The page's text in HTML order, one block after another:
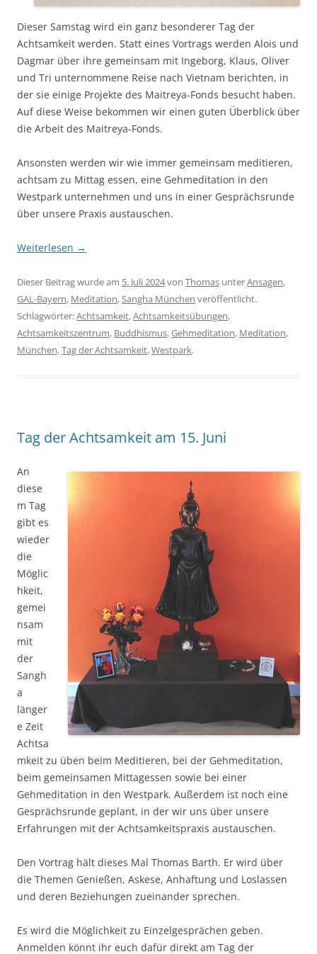
Dieser Samstag wird ein ganz besonderer Tag der
Achtsamkeit werden. Statt eines Vortrags werden Alois und
Dagmar über ihre gemeinsam mit Ingeborg, Klaus, Oliver
und Tri unternommene Reise nach Vietnam berichten, in
der sie einige Projekte des Maitreya-Fonds besucht haben.
Auf diese Weise bekommen wir einen guten Überblick über
die Arbeit des Maitreya-Fonds.
Ansonsten werden wir wie immer gemeinsam meditieren,
achtsam zu Mittag essen, eine Gehmeditation in den
Westpark unternehmen und uns in einer Gesprächsrunde
über unsere Praxis austauschen.
Weiterlesen →
Dieser Beitrag wurde am 5. Juli 2024von Thomas unterAnsagen,
GAL-Bayern, Meditation,Sangha München veröffentlicht.
Schlagwörter:Achtsamkeit,Achtsamkeitsübungen,
Achtsamkeitszentrum, Buddhismus,Gehmeditation, Meditation,
München,Tag der Achtsamkeit,Westpark.
Tag der Achtsamkeit am 15. Juni
An
diese
m Tag
gibt es
wieder
die
Möglic
hkeit,
gemei
nsam
mit
der
Sangh
a
länger
e Zeit
Achtsa
mkeit zu üben beim Meditieren, bei der Gehmeditation,
beim gemeinsamen Mittagessen sowie bei einer
Gehmeditation in den Westpark. Außerdem ist noch eine
Gesprächsrunde geplant, in der wir uns über unsere
Erfahrungen mit der Achtsamkeitspraxis austauschen.
Den Vortrag hält dieses Mal Thomas Barth. Er wird über
die Themen Genießen, Askese, Anhaftung und Loslassen
und deren Beziehungen zueinander sprechen.
Es wird die Möglichkeit zu Einzelgesprächen geben.
Anmelden könnt ihr euch dafür direkt am Tag der